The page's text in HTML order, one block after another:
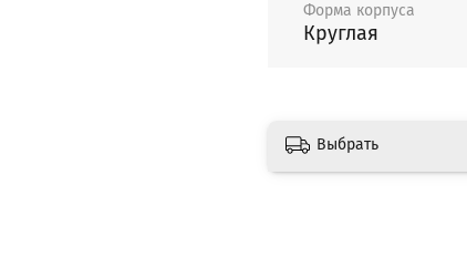
Форма корпуса
Круглая
Выбрать